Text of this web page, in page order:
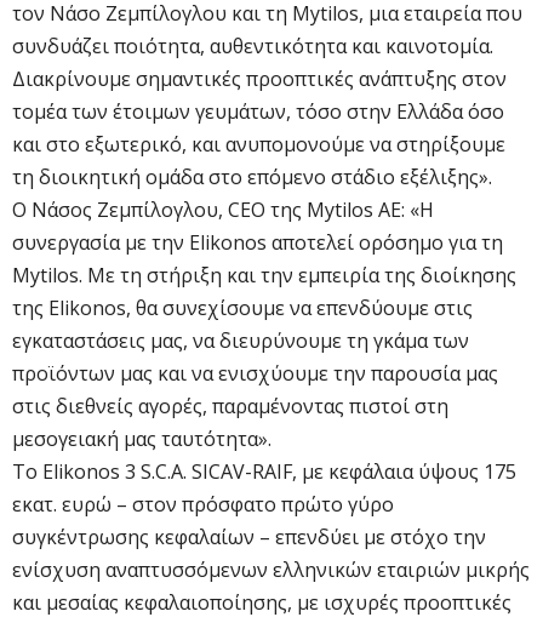
τον Νάσο Ζεμπίλογλου και τη Mytilos, μια εταιρεία που
συνδυάζει ποιότητα, αυθεντικότητα και καινοτομία.
Διακρίνουμε σημαντικές προοπτικές ανάπτυξης στον
τομέα των έτοιμων γευμάτων, τόσο στην Ελλάδα όσο
και στο εξωτερικό, και ανυπομονούμε να στηρίξουμε
τη διοικητική ομάδα στο επόμενο στάδιο εξέλιξης».
Ο Νάσος Ζεμπίλογλου, CEO της Mytilos AE: «Η
συνεργασία με την Elikonos αποτελεί ορόσημο για τη
Mytilos. Με τη στήριξη και την εμπειρία της διοίκησης
της Elikonos, θα συνεχίσουμε να επενδύουμε στις
εγκαταστάσεις μας, να διευρύνουμε τη γκάμα των
προϊόντων μας και να ενισχύουμε την παρουσία μας
στις διεθνείς αγορές, παραμένοντας πιστοί στη
μεσογειακή μας ταυτότητα».
Το Elikonos 3 S.C.A. SICAV-RAIF, με κεφάλαια ύψους 175
εκατ. ευρώ – στον πρόσφατο πρώτο γύρο
συγκέντρωσης κεφαλαίων – επενδύει με στόχο την
ενίσχυση αναπτυσσόμενων ελληνικών εταιριών μικρής
και μεσαίας κεφαλαιοποίησης, με ισχυρές προοπτικές